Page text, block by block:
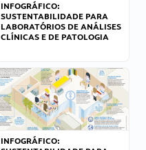
INFOGRÁFICO:
SUSTENTABILIDADE PARA
LABORATÓRIOS DE ANÁLISES
CLÍNICAS E DE PATOLOGIA
INFOGRÁFICO: